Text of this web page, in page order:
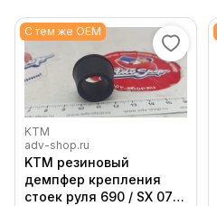
С тем же OEM
KTM
adv-shop.ru
KTM резиновый
демпфер крепления
стоек руля 690 / SX 07